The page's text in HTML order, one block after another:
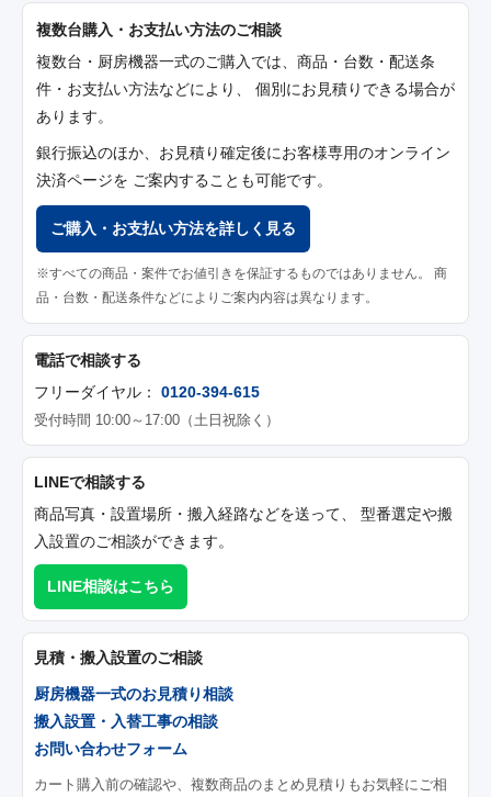
複数台購入・お支払い方法のご相談
複数台・厨房機器一式のご購入では、商品・台数・配送条
件・お支払い方法などにより、 個別にお見積りできる場合が
あります。
銀行振込のほか、お見積り確定後にお客様専用のオンライン
決済ページを ご案内することも可能です。
ご購入・お支払い方法を詳しく見る
※すべての商品・案件でお値引きを保証するものではありません。 商
品・台数・配送条件などによりご案内内容は異なります。
電話で相談する
フリーダイヤル： 0120-394-615
受付時間 10:00～17:00（土日祝除く）
LINEで相談する
商品写真・設置場所・搬入経路などを送って、 型番選定や搬
入設置のご相談ができます。
LINE相談はこちら
見積・搬入設置のご相談
厨房機器一式のお見積り相談
搬入設置・入替工事の相談
お問い合わせフォーム
カート購入前の確認や、複数商品のまとめ見積りもお気軽にご相